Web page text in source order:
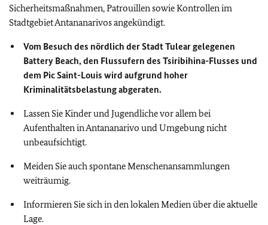
Sicherheitsmaßnahmen, Patrouillen sowie Kontrollen im
Stadtgebiet Antananarivos angekündigt.
Vom Besuch des nördlich der Stadt Tulear gelegenen
Battery Beach, den Flussufern des Tsiribihina-Flusses und
dem Pic Saint-Louis wird aufgrund hoher
Kriminalitätsbelastung abgeraten.
Lassen Sie Kinder und Jugendliche vor allem bei
Aufenthalten in Antananarivo und Umgebung nicht
unbeaufsichtigt.
Meiden Sie auch spontane Menschenansammlungen
weiträumig.
Informieren Sie sich in den lokalen Medien über die aktuelle
Lage.